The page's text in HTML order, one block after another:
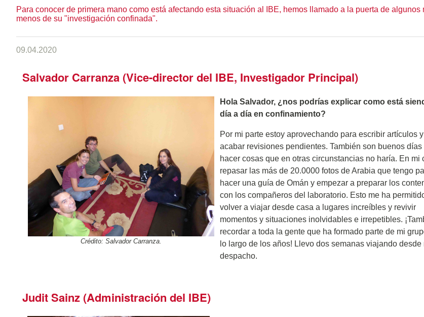
Para conocer de primera mano como está afectando esta situación al IBE, hemos llamado a la puerta de
menos de su "investigación confinada".
09.04.2020
Salvador Carranza (Vice-director del IBE, Investigador Principal)
Crédito: Salvador Carranza.
Hola Salvador, ¿nos podrías explicar como está
día a día en confinamiento?
Por mi parte estoy aprovechando para escribir artículos y
acabar revisiones pendientes. También son buenos días
hacer cosas que en otras circunstancias no haría. En mi
repasar las más de 20.0000 fotos de Arabia que tengo
hacer una guía de Omán y empezar a preparar los
con los compañeros del laboratorio. Esto me ha
volver a viajar desde casa a lugares increíbles y revivir
momentos y situaciones inolvidables e irrepetibles.
recordar a toda la gente que ha formado parte de mi
lo largo de los años! Llevo dos semanas viajando desde
despacho.
Judit Sainz (Administración del IBE)